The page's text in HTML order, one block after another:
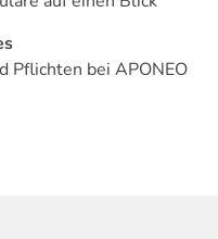
Pflichten bei APONEO